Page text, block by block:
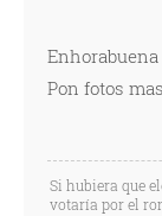
Enhorabuena
Pon fotos
Si hubiera que
votaría por el